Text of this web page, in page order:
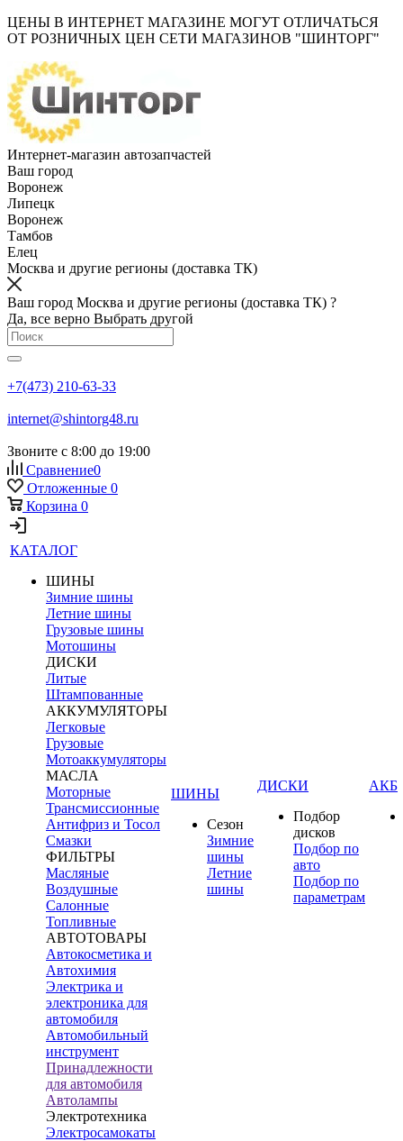
ЦЕНЫ В ИНТЕРНЕТ МАГАЗИНЕ МОГУТ ОТЛИЧАТЬСЯ
ОТ РОЗНИЧНЫХ ЦЕН СЕТИ МАГАЗИНОВ "ШИНТОРГ"
Интернет-магазин автозапчастей
Ваш город
Воронеж
Липецк
Воронеж
Тамбов
Елец
Москва и другие регионы (доставка ТК)
Ваш город Москва и другие регионы (доставка ТК) ?
Да, все верно Выбрать другой
+7(473) 210-63-33
internet@shintorg48.ru
Звоните с 8:00 до 19:00
Сравнение0
Отложенные 0
Корзина 0
КАТАЛОГ
ШИНЫ
Зимние шины
Летние шины
Грузовые шины
Мотошины
ДИСКИ
Литые
Штампованные
АККУМУЛЯТОРЫ
Легковые
Грузовые
Мотоаккумуляторы
МАСЛА
Моторные
Трансмиссионные
Антифриз и Тосол
Смазки
ФИЛЬТРЫ
Масляные
Воздушные
Салонные
Топливные
АВТОТОВАРЫ
Автокосметика и
Автохимия
Электрика и
электроника для
автомобиля
Автомобильный
инструмент
Принадлежности
для автомобиля
Автолампы
Электротехника
Электросамокаты
ШИНЫ
Сезон
Зимние
шины
Летние
шины
ДИСКИ
Подбор
дисков
Подбор по
авто
Подбор по
параметрам
АКБ